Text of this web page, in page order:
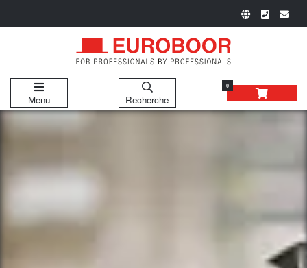
Menu Recherche
0